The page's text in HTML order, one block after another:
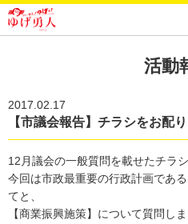
活動
2017.02.17
【市議会報告】チラシをお配
12月議会の一般質問を載せたチラ
今回は市政最重要の行政計画であ
てと、
【商業振興施策】について質問しま